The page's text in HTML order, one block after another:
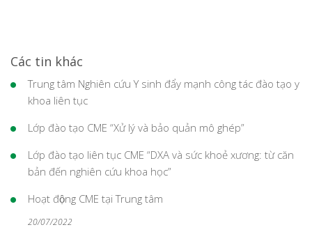
Các tin khác
Trung tâm Nghiên cứu Y sinh đẩy mạnh công tác đào tạo y
khoa liên tục
Lớp đào tạo CME “Xử lý và bảo quản mô ghép”
Lớp đào tạo liên tục CME “DXA và sức khoẻ xương: từ căn
bản đến nghiên cứu khoa học”
Hoạt động CME tại Trung tâm
20/07/2022